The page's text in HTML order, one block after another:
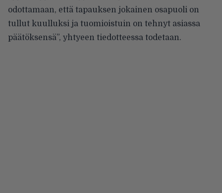
odottamaan, että tapauksen jokainen osapuoli on
tullut kuulluksi ja tuomioistuin on tehnyt asiassa
päätöksensä”, yhtyeen tiedotteessa todetaan.